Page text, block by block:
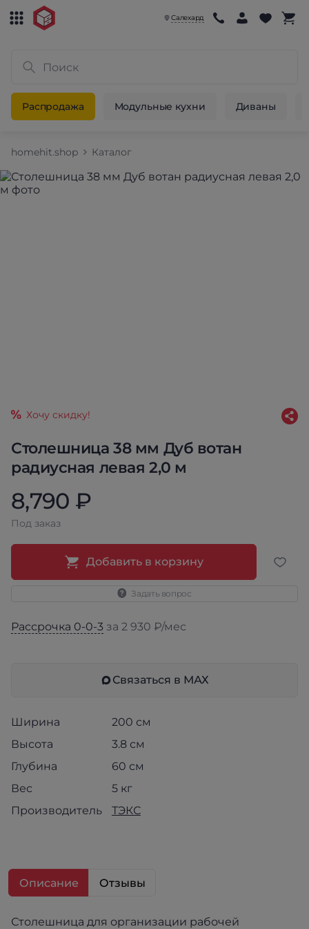
Салехард
Распродажа Модульные кухни Диваны
homehit.shop Каталог
Столешница 38 мм Дуб вотан
радиусная левая 2,0 м
Хочу скидку!
8,790 ₽
Под заказ
Добавить в корзину
Задать вопрос
Рассрочка 0-0-3 за 2 930 ₽/мес
Связаться в МАХ
Ширина
200 см
Высота
3.8 см
Глубина
60 см
Вес
5 кг
Производитель
ТЭКС
Описание Отзывы
Столешница для организации рабочей